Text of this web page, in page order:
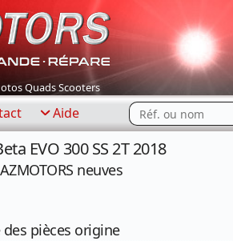
Quads Scooters
Aide Rechercher...
EVO 300 SS 2T 2018
neuves
pièces origine